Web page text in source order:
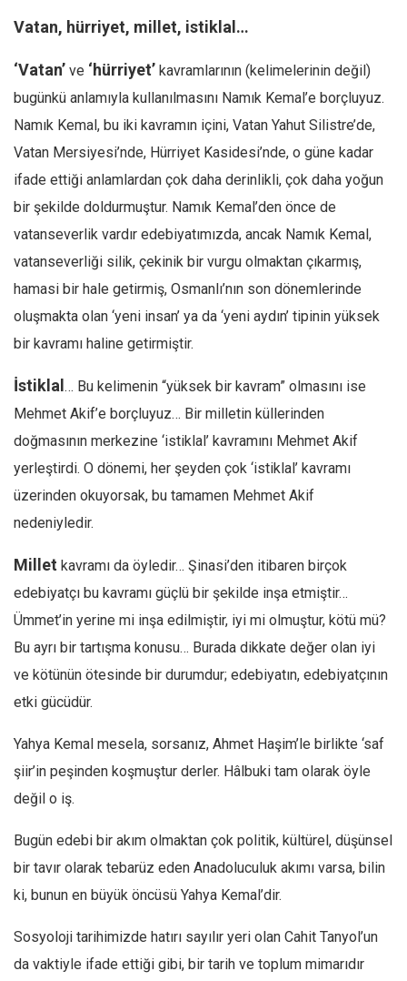
Dünya
Asya
Afrika
Amerika
Avustralya
Tarih
Düşünce
Dosyalar
Vatan, hürriyet, millet, istiklal…
‘Vatan’ ve ‘hürriyet’ kavramlarının (kelimelerinin değil)
bugünkü anlamıyla kullanılmasını Namık Kemal’e borçluyuz.
Namık Kemal, bu iki kavramın içini, Vatan Yahut Silistre’de,
Vatan Mersiyesi’nde, Hürriyet Kasidesi’nde, o güne kadar
ifade ettiği anlamlardan çok daha derinlikli, çok daha yoğun
bir şekilde doldurmuştur. Namık Kemal’den önce de
vatanseverlik vardır edebiyatımızda, ancak Namık Kemal,
vatanseverliği silik, çekinik bir vurgu olmaktan çıkarmış,
hamasi bir hale getirmiş, Osmanlı’nın son dönemlerinde
oluşmakta olan ‘yeni insan’ ya da ‘yeni aydın’ tipinin yüksek
bir kavramı haline getirmiştir.
İstiklal … Bu kelimenin “yüksek bir kavram” olmasını ise
Mehmet Akif’e borçluyuz… Bir milletin küllerinden
doğmasının merkezine ‘istiklal’ kavramını Mehmet Akif
yerleştirdi. O dönemi, her şeyden çok ‘istiklal’ kavramı
üzerinden okuyorsak, bu tamamen Mehmet Akif
nedeniyledir.
Millet kavramı da öyledir… Şinasi’den itibaren birçok
edebiyatçı bu kavramı güçlü bir şekilde inşa etmiştir…
Ümmet’in yerine mi inşa edilmiştir, iyi mi olmuştur, kötü mü?
Bu ayrı bir tartışma konusu… Burada dikkate değer olan iyi
ve kötünün ötesinde bir durumdur; edebiyatın, edebiyatçının
etki gücüdür.
Yahya Kemal mesela, sorsanız, Ahmet Haşim’le birlikte ‘saf
şiir’in peşinden koşmuştur derler. Hâlbuki tam olarak öyle
değil o iş.
Bugün edebi bir akım olmaktan çok politik, kültürel, düşünsel
bir tavır olarak tebarüz eden Anadoluculuk akımı varsa, bilin
ki, bunun en büyük öncüsü Yahya Kemal’dir.
Sosyoloji tarihimizde hatırı sayılır yeri olan Cahit Tanyol’un
da vaktiyle ifade ettiği gibi, bir tarih ve toplum mimarıdır